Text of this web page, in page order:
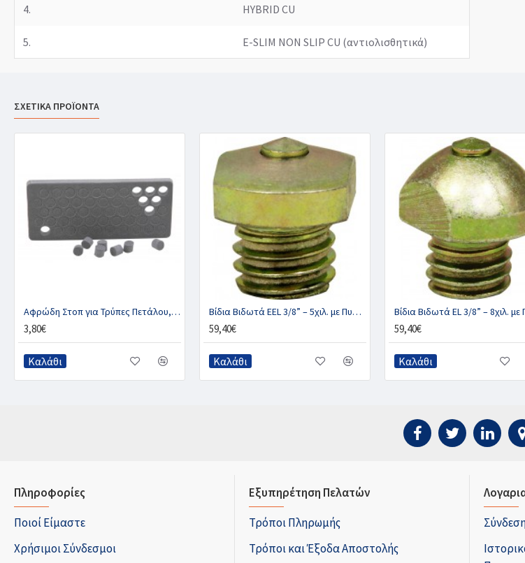
4. HYBRID CU
5. E-SLIM NON SLIP CU (αντιολισθητικά)
ΣΧΕΤΙΚΑ ΠΡΟΪΟΝΤΑ
Αφρώδη Στοπ για Τρύπες Πετάλου, 50 τμχ
3,80€
Καλάθι
Βίδια Βιδωτά EEL 3/8” – 5χιλ. με Πυρήνα Τιτανίου, STROMSHOLM
59,40€
Καλάθι
59,40€
Καλάθι
Πληροφορίες
Ποιοί Είμαστε
Χρήσιμοι Σύνδεσμοι
Εξυπηρέτηση Πελατών
Τρόποι Πληρωμής
Τρόποι και Έξοδα Αποστολής